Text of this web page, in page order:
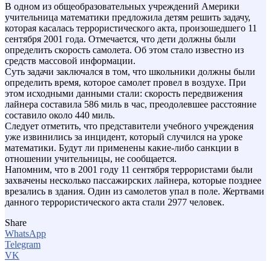
В одном из общеобразовательных учреждений Америки
учительница математики предложила детям решить задачу,
которая касалась террористического акта, произошедшего 11
сентября 2001 года. Отмечается, что дети должны были
определить скорость самолета. Об этом стало известно из
средств массовой информации.
Суть задачи заключался в том, что школьники должны были
определить время, которое самолет провел в воздухе. При
этом исходными данными стали: скорость передвижения
лайнера составила 586 миль в час, преодолевшее расстояние
составило около 440 миль.
Следует отметить, что представители учебного учреждения
уже извинились за инцидент, который случился на уроке
математики. Будут ли применены какие-либо санкции в
отношении учительницы, не сообщается.
Напомним, что в 2001 году 11 сентября террористами были
захвачены несколько пассажирских лайнера, которые позднее
врезались в здания. Один из самолетов упал в поле. Жертвами
данного террористического акта стали 2977 человек.
Share
WhatsApp
Telegram
VK